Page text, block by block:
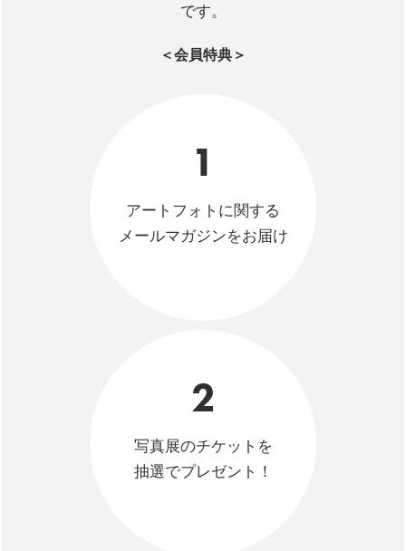
です。
＜会員特典＞
1
アートフォトに関する
メールマガジンをお届け
2
写真展のチケットを
抽選でプレゼント！